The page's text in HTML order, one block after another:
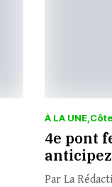
À LA UNE
4e pont
Par La